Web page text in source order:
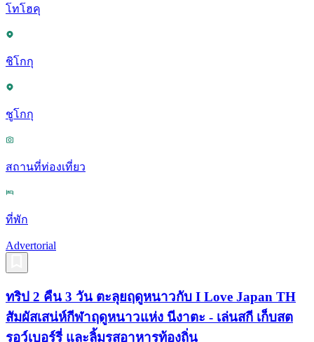
โทโฮคุ
ชิโกกุ
ชูโกกุ
สถานที่ท่องเที่ยว
ที่พัก
Advertorial
ทริป 2 คืน 3 วัน ตะลุยฤดูหนาวกับ I Love Japan TH
สัมผัสเสน่ห์กีฬาฤดูหนาวแห่ง นีงาตะ - เล่นสกี เก็บสต
รอว์เบอร์รี่ และลิ้มรสอาหารท้องถิ่น